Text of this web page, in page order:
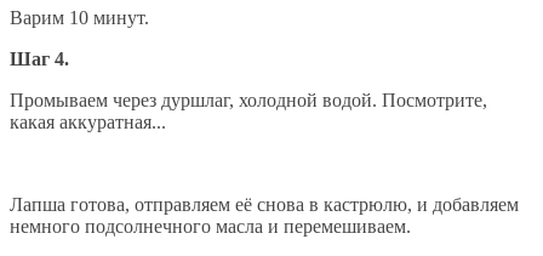
Варим 10 минут.
Шаг 4.
Промываем через дуршлаг, холодной водой. Посмотрите,
какая аккуратная...
Лапша готова, отправляем её снова в кастрюлю, и добавляем
немного подсолнечного масла и перемешиваем.